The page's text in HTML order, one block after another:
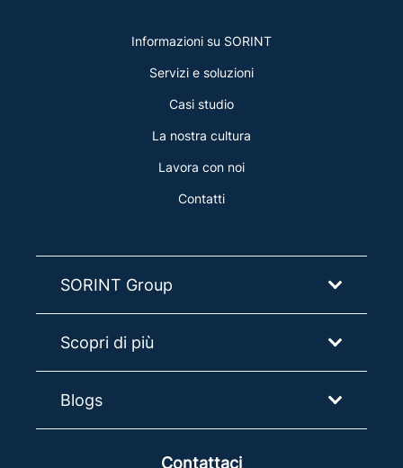
Informazioni su SORINT
Servizi e soluzioni
Casi studio
La nostra cultura
Lavora con noi
Contatti
SORINT Group
Scopri di più
Blogs
Contattaci